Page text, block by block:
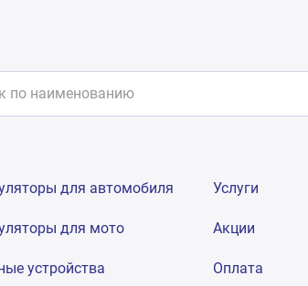
для автомобиля
для мото
устройства
Услуги
Акции
Оплата